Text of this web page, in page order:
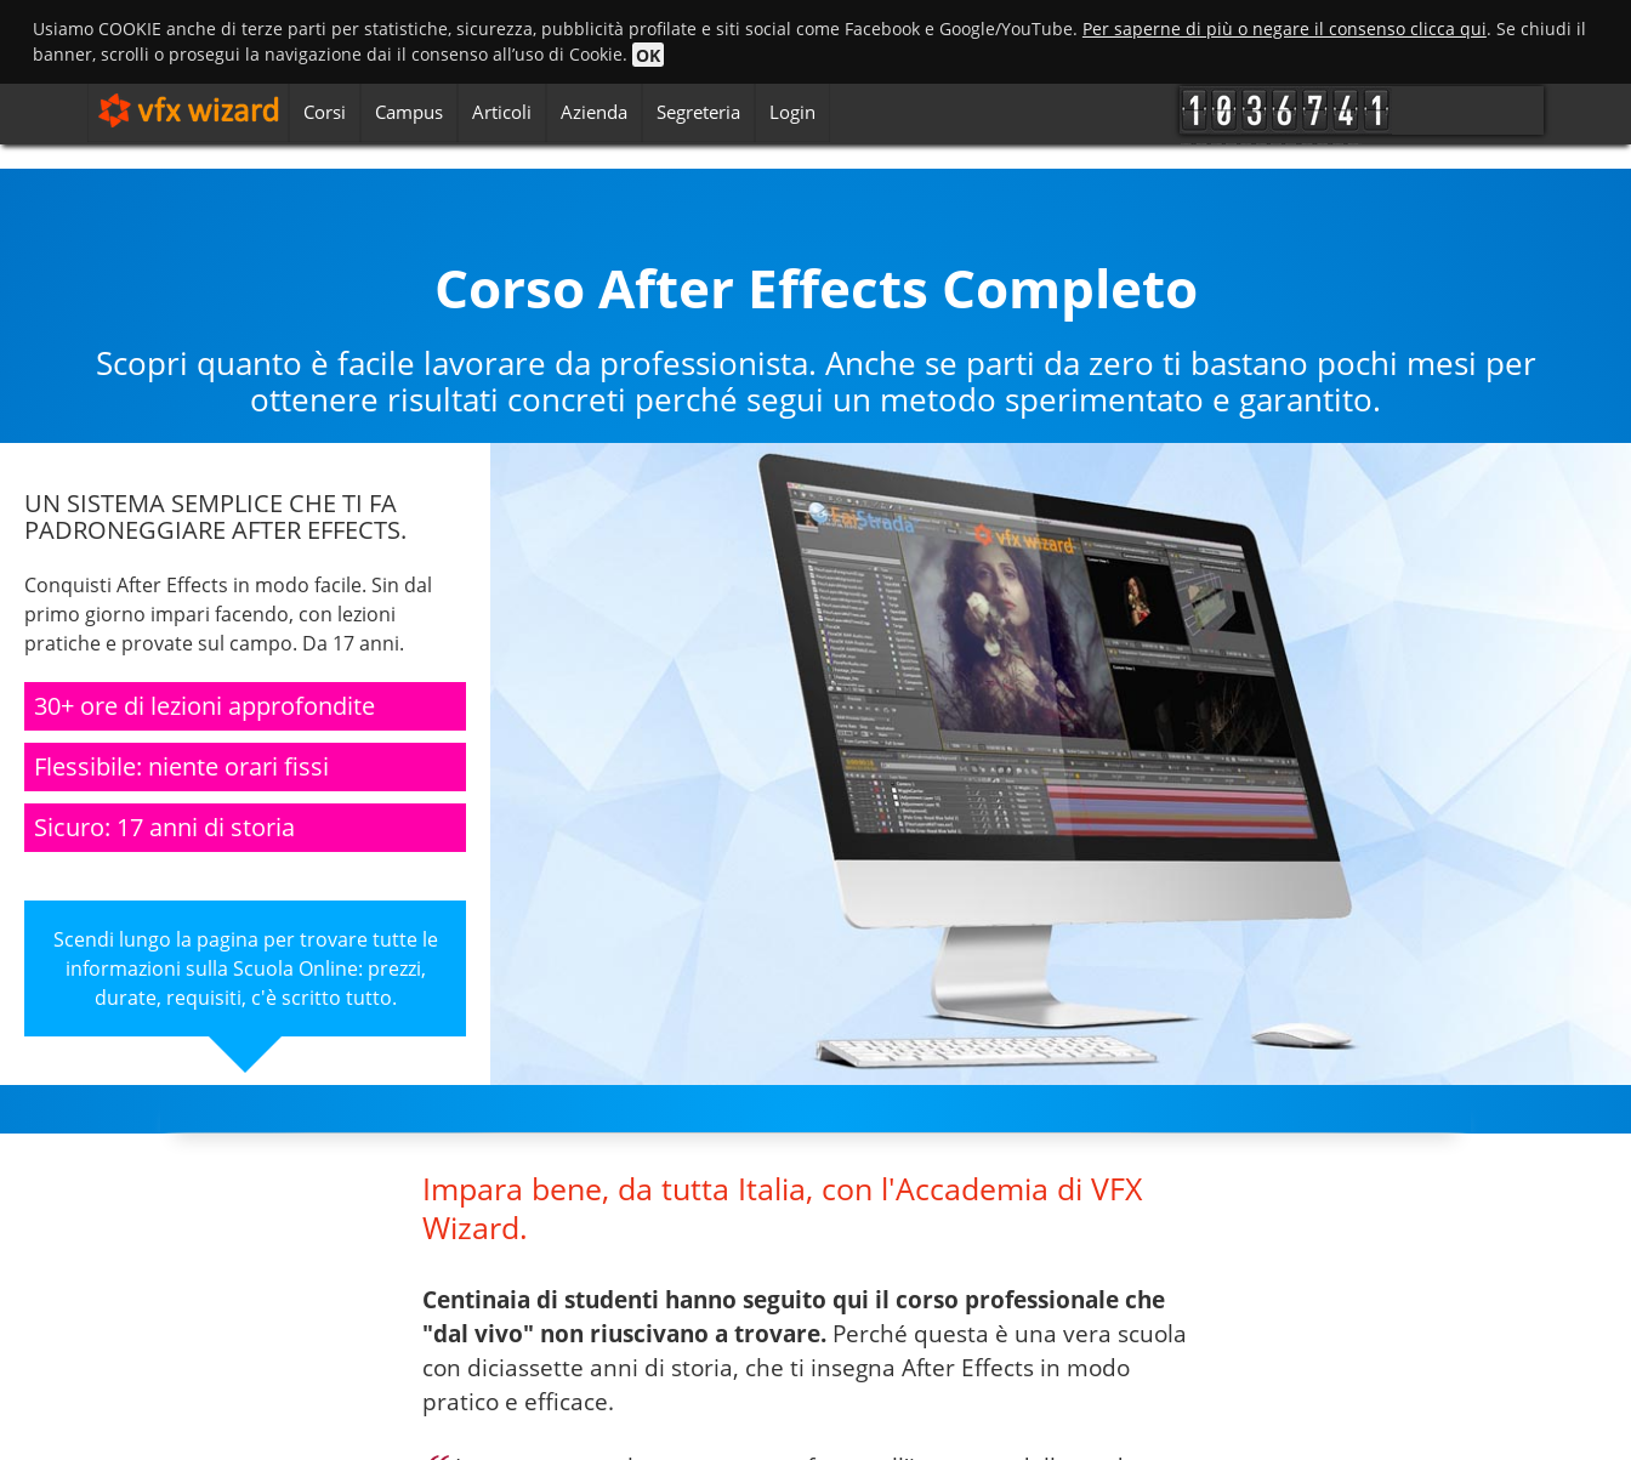
Usiamo COOKIE anche di terze parti per statistiche, sicurezza, pubblicità profilate e siti social come Facebook e Google/YouTube. Per saperne di più o negare il consenso clicca qui. Se chiudi il
banner, scrolli o prosegui la navigazione dai il consenso all’uso di Cookie. OK
Corsi Campus Articoli Azienda Segreteria Login
Corso After Effects Completo
Scopri quanto è facile lavorare da professionista. Anche se parti da zero ti bastano pochi mesi per
ottenere risultati concreti perché segui un metodo sperimentato e garantito.
UN SISTEMA SEMPLICE CHE TI FA
PADRONEGGIARE AFTER EFFECTS.
Conquisti After Effects in modo facile. Sin dal
primo giorno impari facendo, con lezioni
pratiche e provate sul campo. Da 17 anni.
30+ ore di lezioni approfondite
Flessibile: niente orari fissi
Sicuro: 17 anni di storia
Scendi lungo la pagina per trovare tutte le
informazioni sulla Scuola Online: prezzi,
durate, requisiti, c'è scritto tutto.
Impara bene, da tutta Italia, con l'Accademia di VFX
Wizard.
Centinaia di studenti hanno seguito qui il corso professionale che
"dal vivo" non riuscivano a trovare. Perché questa è una vera scuola
con diciassette anni di storia, che ti insegna After Effects in modo
pratico e efficace.